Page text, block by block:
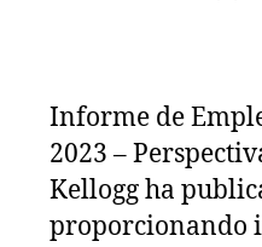
Informe de
2023 –
Kellogg ha
proporcionando